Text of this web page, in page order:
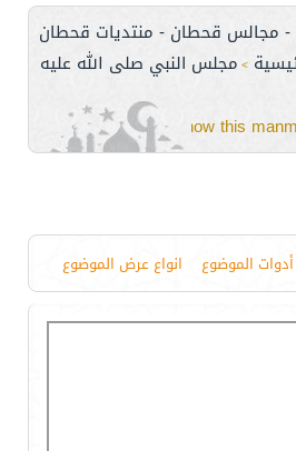
مجالس قحطان - منتديات قحطان
> مجلس النبي صلى الله عليه
أدوات الموضوع انواع عرض الموضوع